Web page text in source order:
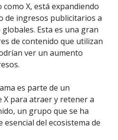
X, está expandiendo
de ingresos publicitarios a
Esta es una gran
de contenido que utilizan
ver un aumento
es parte de un
X para atraer y retener a
un grupo que se ha
del ecosistema de